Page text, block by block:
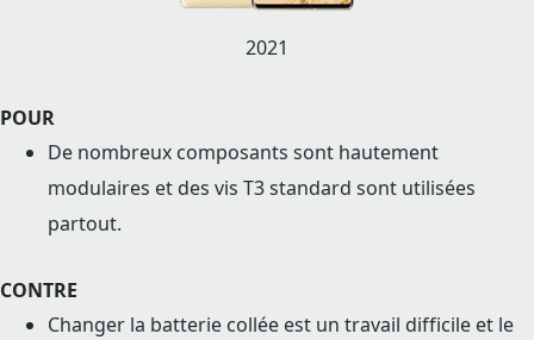
2021
POUR
De nombreux composants sont hautement
modulaires et des vis T3 standard sont utilisées
partout.
CONTRE
Changer la batterie collée est un travail difficile et le